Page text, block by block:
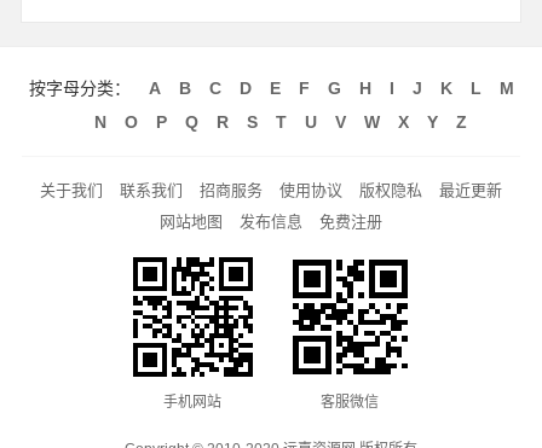
按字母分类： A B C D E F G H I J K L
M
N
O P Q R S T U V W X Y Z
关于我们 联系我们 招商服务 使用协议 版权隐私
最近更新
网站地图
发布信息 免费注册
手机网站 客服微信